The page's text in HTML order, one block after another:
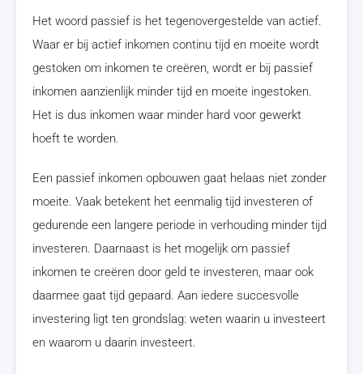
Het woord passief is het tegenovergestelde van actief.
Waar er bij actief inkomen continu tijd en moeite wordt
gestoken om inkomen te creëren, wordt er bij passief
inkomen aanzienlijk minder tijd en moeite ingestoken.
Het is dus inkomen waar minder hard voor gewerkt
hoeft te worden.
Een passief inkomen opbouwen gaat helaas niet zonder
moeite. Vaak betekent het eenmalig tijd investeren of
gedurende een langere periode in verhouding minder tijd
investeren. Daarnaast is het mogelijk om passief
inkomen te creëren door geld te investeren, maar ook
daarmee gaat tijd gepaard. Aan iedere succesvolle
investering ligt ten grondslag: weten waarin u investeert
en waarom u daarin investeert.